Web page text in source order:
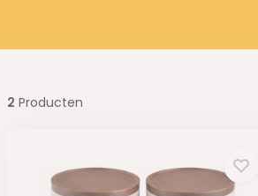
2 Producten